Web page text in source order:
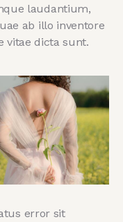
laudantium,
ab illo inventore
vitae dicta sunt.
error sit